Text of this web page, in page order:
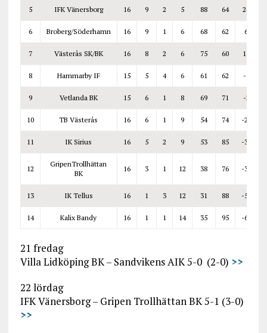
5 IFK Vänersborg 16 9 2 5 88 64 24
6 Broberg/Söderhamn 16 9 1 6 68 62 6
7 Västerås SK/BK 16 8 2 6 75 60 15
8 Hammarby IF 15 5 4 6 61 62 -1
9 Vetlanda BK 15 6 1 8 69 71 -2
10 TB Västerås 16 6 1 9 54 74 -20
11 IK Sirius 16 5 2 9 53 85 -32
12
GripenTrollhättan
BK
16 3 1 12 38 76 -38
13 IK Tellus 16 1 3 12 31 88 -57
14 Kalix Bandy 16 1 1 14 35 95 -60
21 fredag
Villa Lidköping BK – Sandvikens AIK 5-0 (2-0) >>
22 lördag
IFK Vänersborg – Gripen Trollhättan BK 5-1 (3-0)
>>